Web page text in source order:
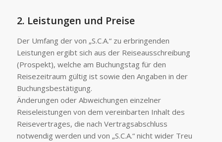
2. Leistungen und Preise
Der Umfang der von „S.C.A.“ zu erbringenden
Leistungen ergibt sich aus der Reiseausschreibung
(Prospekt), welche am Buchungstag für den
Reisezeitraum gültig ist sowie den Angaben in der
Buchungsbestätigung.
Änderungen oder Abweichungen einzelner
Reiseleistungen von dem vereinbarten Inhalt des
Reisevertrages, die nach Vertragsabschluss
notwendig werden und von „S.C.A.“ nicht wider Treu